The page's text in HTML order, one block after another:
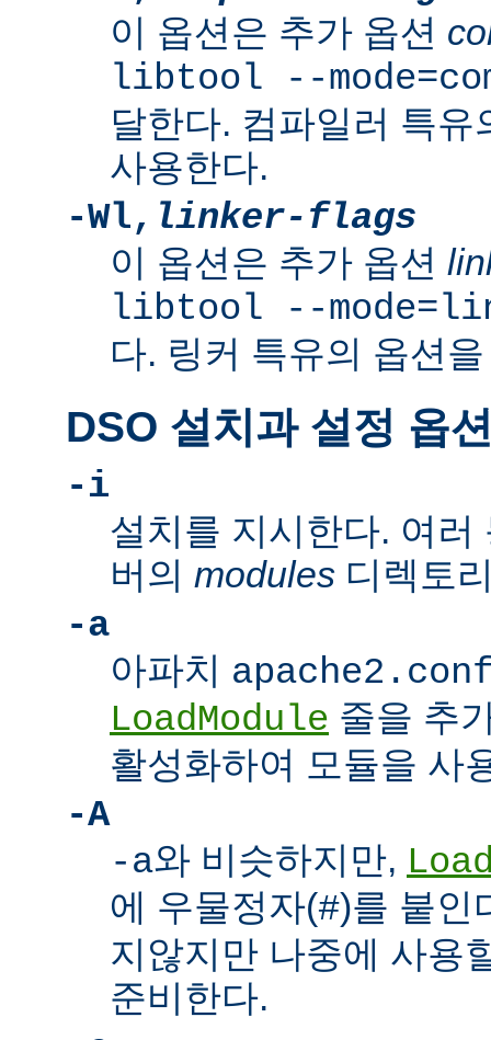
이 옵션은 추가 옵션
libtool --
달한다. 컴파일러 특
사용한다.
-Wl, linker-flags
이 옵션은 추가 옵션
libtool --
다. 링커 특유의 옵션
DSO 설치과 설정 옵
-i
설치를 지시한다. 여러
버의 modules 디렉토
-a
아파치
LoadModule 줄을 추
활성화하여 모듈을 사
-A
-a와 비슷하지만,
에 우물정자(#)를 붙인
지않지만 나중에 사용
준비한다.